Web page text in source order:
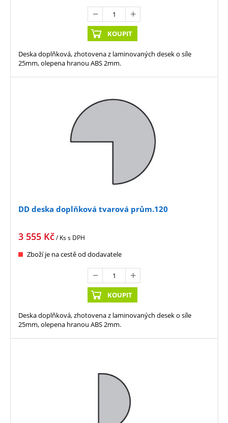
KOUPIT
Deska doplňková, zhotovena z laminovaných desek o síle
25mm, olepena hranou ABS 2mm.
DD deska doplňková tvarová prům.120
3 555 Kč/ Kss DPH
Zboží je na cestě od dodavatele
KOUPIT
Deska doplňková, zhotovena z laminovaných desek o síle
25mm, olepena hranou ABS 2mm.